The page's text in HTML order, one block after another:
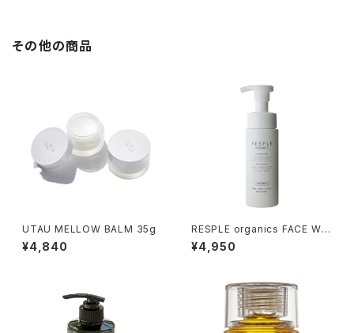
その他の商品
UTAU MELLOW BALM 35g
¥4,840
RESPLE organics FACE WA
SH 200ml
¥4,950